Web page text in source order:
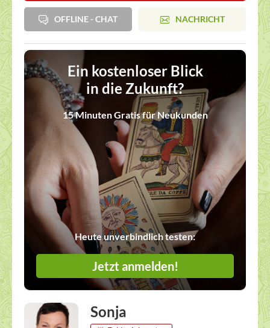
OFFLINE - CHAT NACHRICHT
Ein kostenloser Blick
in die Zukunft?
15 Minuten Gratis für Neukunden
Heute unverbindlich testen:
Jetzt anmelden!
Sonja